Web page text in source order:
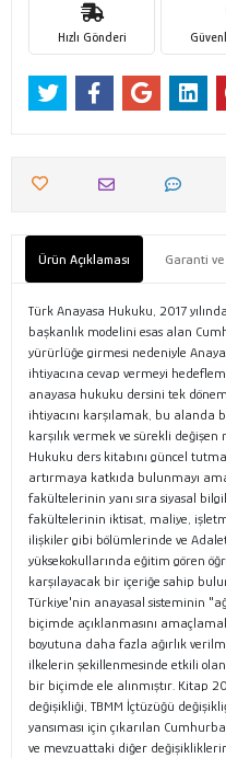
Hızlı Gönderi
Ürün Açıklaması Garanti ve
Türk Anayasa Hukuku, 2017
başkanlık modelini esas alan
yürürlüğe girmesi nedeniyle
ihtiyacına cevap vermeyi
anayasa hukuku dersini tek
ihtiyacını karşılamak, bu
karşılık vermek ve sürekli
Hukuku ders kitabını güncel
artırmaya katkıda bulunmayı
fakültelerinin yanı sıra siyasal
fakültelerinin iktisat, maliye,
ilişkiler gibi bölümlerinde ve
yüksekokullarında eğitim gören
karşılayacak bir içeriğe sahip
Türkiye'nin anayasal sisteminin
biçimde açıklanmasını
boyutuna daha fazla ağırlık
ilkelerin şekillenmesinde etkili
bir biçimde ele alınmıştır. Kitap
değişikliği, TBMM İçtüzüğü
yansıması için çıkarılan
ve mevzuattaki diğer